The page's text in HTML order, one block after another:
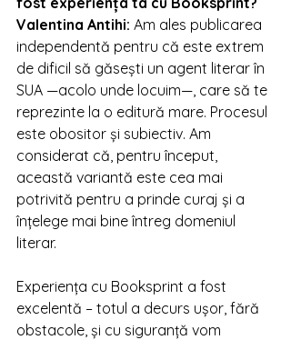
Valentina Antihi: Am ales publicarea
independentă pentru că este extrem
de dificil să găsești un agent literar în
SUA —acolo unde locuim—, care să te
reprezinte la o editură mare. Procesul
este obositor și subiectiv. Am
considerat că, pentru început,
această variantă este cea mai
potrivită pentru a prinde curaj și a
înțelege mai bine întreg domeniul
literar.
Experiența cu Booksprint a fost
excelentă – totul a decurs ușor, fără
obstacole, și cu siguranță vom